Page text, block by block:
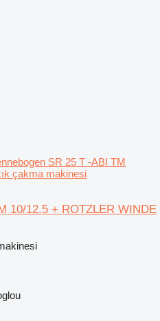
SR 25 T -ABI TM
çakma makinesi
10/12.5 + ROTZLER WINDE